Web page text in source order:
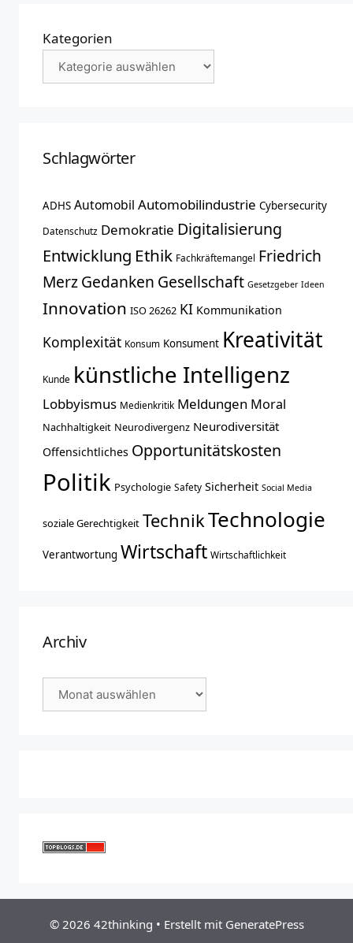
Kategorien
Schlagwörter
ADHS Automobil Automobilindustrie Cybersecurity
Datenschutz Demokratie Digitalisierung
Entwicklung Ethik Fachkräftemangel Friedrich
MerzGedanken Gesellschaft Gesetzgeber Ideen
Innovation ISO 26262 KI Kommunikation
Komplexität Konsum Konsument Kreativität
Kunde künstliche Intelligenz
Lobbyismus Medienkritik Meldungen Moral
Nachhaltigkeit Neurodivergenz Neurodiversität
Offensichtliches Opportunitätskosten
Politik Psychologie Safety Sicherheit Social Media
soziale Gerechtigkeit TechnikTechnologie
Verantwortung Wirtschaft Wirtschaftlichkeit
Archiv
Archiv
© 2026 42thinking • Erstellt mit GeneratePress